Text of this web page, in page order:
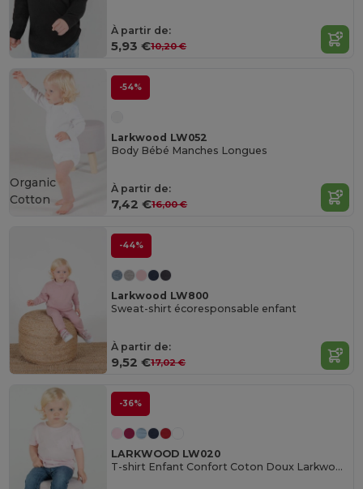
À partir de:
5,93 €10,20 €
-54%
Larkwood LW052
Body Bébé Manches Longues
À partir de:
7,42 €16,00 €
Organic
Cotton
-44%
Larkwood LW800
Sweat-shirt écoresponsable enfant
À partir de:
9,52 €17,02 €
-36%
LARKWOOD LW020
T-shirt Enfant Confort Coton Doux Larkwood